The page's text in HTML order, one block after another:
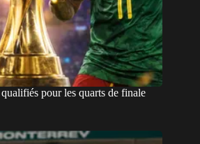
pour les quarts de finale